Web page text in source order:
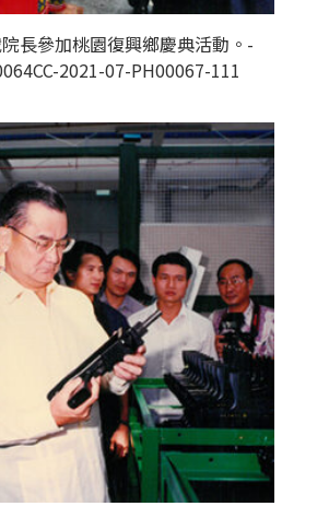
長參加桃園復興鄉慶典活動。-
2021-07-PH00067-111